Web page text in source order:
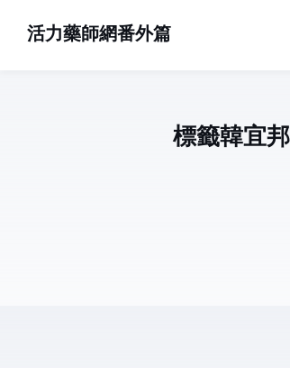
活力藥師網番外篇
標籤: 韓宜邦 (1)